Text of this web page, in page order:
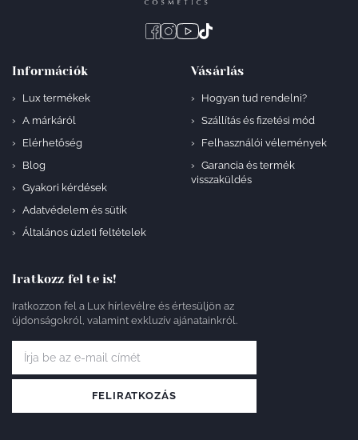
Információk
Lux termékek
A márkáról
Elérhetőség
Blog
Gyakori kérdések
Adatvédelem és sütik
Általános üzleti feltételek
Vásárlás
Hogyan tud rendelni?
Szállítás és fizetési mód
Felhasználói vélemények
Garancia és termék
visszaküldés
Iratkozz fel te is!
Iratkozzon fel a Lux hírlevélre és értesüljön az
újdonságokról, valamint exkluzív ajánatainkról.
FELIRATKOZÁS